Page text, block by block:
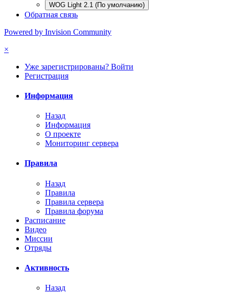
WOG Light 2.1 (По умолчанию)
Обратная связь
Powered by Invision Community
×
Уже зарегистрированы? Войти
Регистрация
Информация
Назад
Информация
О проекте
Мониторинг сервера
Правила
Назад
Правила
Правила сервера
Правила форума
Расписание
Видео
Миссии
Отряды
Активность
Назад